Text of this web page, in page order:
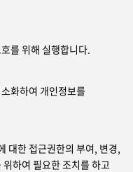
를 위해 실행합니다.
화하여 개인정보를
대한 접근권한의 부여, 변경,
하여 필요한 조치를 하고